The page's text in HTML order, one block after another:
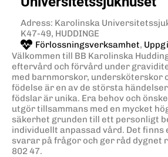
Adress: Karolinska
K47-49, HUDDINGE
Förlossningsverksamhet,
Välkommen till BB Karolinska
eftervård och förvård under
med barnmorskor, undersköterskor
födelse är en av de största
födslar är unika. Era behov och
utgör tillsammans med en mycket
säkerhet grunden till ett personligt
individuellt anpassad vård. Det finns
svarar på frågor och ger råd dygnet
802 47.